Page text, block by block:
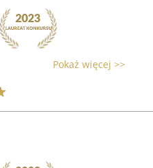
Pokaż więcej >>